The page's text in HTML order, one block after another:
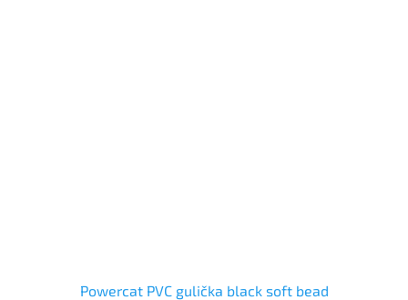
Powercat PVC gulička black soft bead